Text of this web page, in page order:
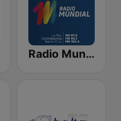
Radio Mundial Bolivia